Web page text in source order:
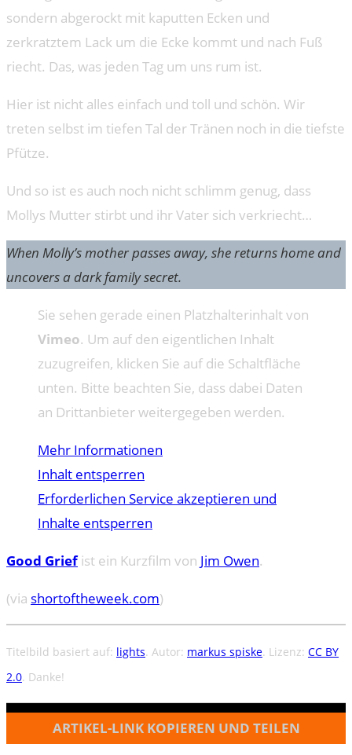
sondern abgerockt mit kaputten Ecken und
zerkratztem Lack um die Ecke kommt und nach Fuß
riecht. Das, was jeden Tag um uns rum ist.
Hier ist nicht alles einfach und toll und schön. Wir
treten selbst im tiefen Tal der Tränen noch in die tiefste
Pfütze.
Und so ist es auch noch nicht schlimm genug, dass
Mollys Mutter stirbt und ihr Vater sich verkriecht…
When Molly’s mother passes away, she returns home and
uncovers a dark family secret.
Sie sehen gerade einen Platzhalterinhalt von
Vimeo. Um auf den eigentlichen Inhalt
zuzugreifen, klicken Sie auf die Schaltfläche
unten. Bitte beachten Sie, dass dabei Daten
an Drittanbieter weitergegeben werden.
Mehr Informationen
Inhalt entsperren
Erforderlichen Service akzeptieren und
Inhalte entsperren
Good Griefist ein Kurzfilm von Jim Owen.
(via shortoftheweek.com)
Titelbild basiert auf: lights. Autor: markus spiske. Lizenz: CC BY
2.0. Danke!
ARTIKEL-LINK KOPIEREN UND TEILEN